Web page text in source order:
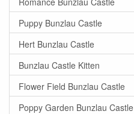
Puppy Bunzlau Castle
Hert Bunzlau Castle
Bunzlau Castle Kitten
Flower Field Bunzlau Castle
Poppy Garden Bunzlau Castle